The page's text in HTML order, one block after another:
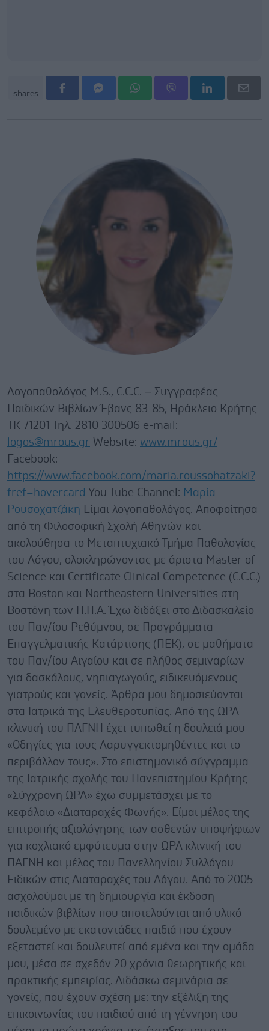
shares
Λογοπαθολόγος M.S., C.C.C. – Συγγραφέας
Παιδικών Βιβλίων Έβανς 83-85, Ηράκλειο Κρήτης
ΤΚ 71201 Τηλ. 2810 300506 e-mail:
logos@mrous.gr Website: www.mrous.gr/
Facebook:
https://www.facebook.com/maria.roussohatzaki?
fref=hovercard You Tube Channel: Μαρία
Ρουσοχατζάκη Είμαι λογοπαθολόγος. Αποφοίτησα
από τη Φιλοσοφική Σχολή Αθηνών και
ακολούθησα το Μεταπτυχιακό Τμήμα Παθολογίας
του Λόγου, ολοκληρώνοντας με άριστα Master of
Science και Certificate Clinical Competence (C.C.C.)
στα Boston και Northeastern Universities στη
Βοστόνη των Η.Π.Α. Έχω διδάξει στο Διδασκαλείο
του Παν/ίου Ρεθύμνου, σε Προγράμματα
Επαγγελματικής Κατάρτισης (ΠΕΚ), σε μαθήματα
του Παν/ίου Αιγαίου και σε πλήθος σεμιναρίων
για δασκάλους, νηπιαγωγούς, ειδικευόμενους
γιατρούς και γονείς. Άρθρα μου δημοσιεύονται
στα Ιατρικά της Ελευθεροτυπίας. Από της ΩΡΛ
κλινική του ΠΑΓΝΗ έχει τυπωθεί η δουλειά μου
«Οδηγίες για τους Λαρυγγεκτομηθέντες και το
περιβάλλον τους». Στο επιστημονικό σύγγραμμα
της Ιατρικής σχολής του Πανεπιστημίου Κρήτης
«Σύγχρονη ΩΡΛ» έχω συμμετάσχει με το
κεφάλαιο «Διαταραχές Φωνής». Είμαι μέλος της
επιτροπής αξιολόγησης των ασθενών υποψήφιων
για κοχλιακό εμφύτευμα στην ΩΡΛ κλινική του
ΠΑΓΝΗ και μέλος του Πανελληνίου Συλλόγου
Ειδικών στις Διαταραχές του Λόγου. Από το 2005
ασχολούμαι με τη δημιουργία και έκδοση
παιδικών βιβλίων που αποτελούνται από υλικό
δουλεμένο με εκατοντάδες παιδιά που έχουν
εξεταστεί και δουλευτεί από εμένα και την ομάδα
μου, μέσα σε σχεδόν 20 χρόνια θεωρητικής και
πρακτικής εμπειρίας. Διδάσκω σεμινάρια σε
γονείς, που έχουν σχέση με: την εξέλιξη της
επικοινωνίας του παιδιού από τη γέννηση του